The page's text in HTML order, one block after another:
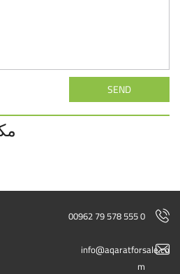
SEND
00962 79 578 555 0
info@aqaratforsale.co
m